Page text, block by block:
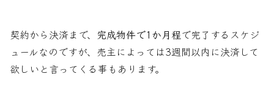
契約から決済まで、 完成物件で1か月程で完了するスケジ
ュールなのですが、売主によっては3週間以内に決済して
欲しいと言ってくる事もあります。